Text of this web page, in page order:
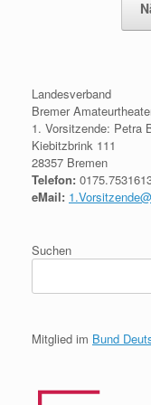
Landesverband
Bremer
1. Vorsitzende: Petra
Kiebitzbrink 111
28357 Bremen
Telefon:
eMail:
Suchen
Mitglied im Bund